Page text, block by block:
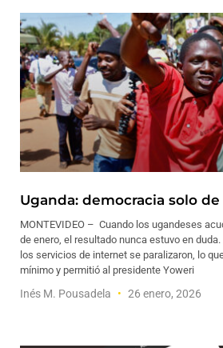
Uganda: democracia solo
MONTEVIDEO – Cuando los ugandeses
de enero, el resultado nunca estuvo en
los servicios de internet se paralizaron, lo
mínimo y permitió al presidente Yoweri
Inés M. Pousadela 26 enero, 2026